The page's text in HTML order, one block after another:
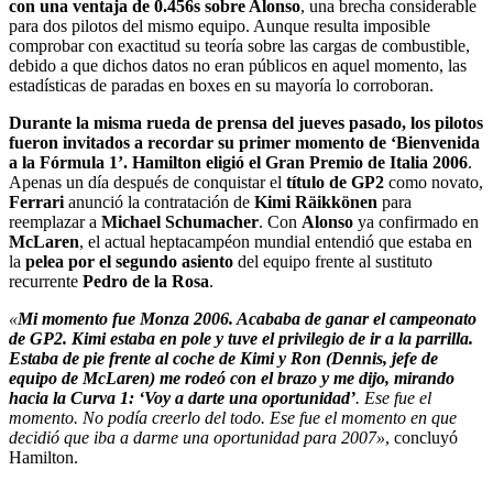
con una ventaja de 0.456s sobre Alonso, una brecha considerable
para dos pilotos del mismo equipo. Aunque resulta imposible
comprobar con exactitud su teoría sobre las cargas de combustible,
debido a que dichos datos no eran públicos en aquel momento, las
estadísticas de paradas en boxes en su mayoría lo corroboran.
Durante la misma rueda de prensa del jueves pasado, los pilotos
fueron invitados a recordar su primer momento de ‘Bienvenida
a la Fórmula 1’. Hamilton eligió el Gran Premio de Italia 2006.
Apenas un día después de conquistar el título de GP2 como novato,
Ferrari anunció la contratación de Kimi Räikkönen para
reemplazar a Michael Schumacher. Con Alonso ya confirmado en
McLaren, el actual heptacampéon mundial entendió que estaba en
la pelea por el segundo asiento del equipo frente al sustituto
recurrente Pedro de la Rosa.
«Mi momento fue Monza 2006. Acababa de ganar el campeonato
de GP2. Kimi estaba en pole y tuve el privilegio de ir a la parrilla.
Estaba de pie frente al coche de Kimi y Ron (Dennis, jefe de
equipo de McLaren) me rodeó con el brazo y me dijo, mirando
hacia la Curva 1: ‘Voy a darte una oportunidad’. Ese fue el
momento. No podía creerlo del todo. Ese fue el momento en que
decidió que iba a darme una oportunidad para 2007», concluyó
Hamilton.